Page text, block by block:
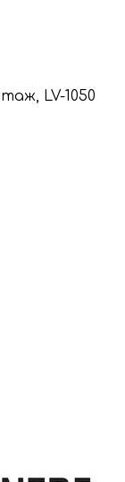
LV-1050